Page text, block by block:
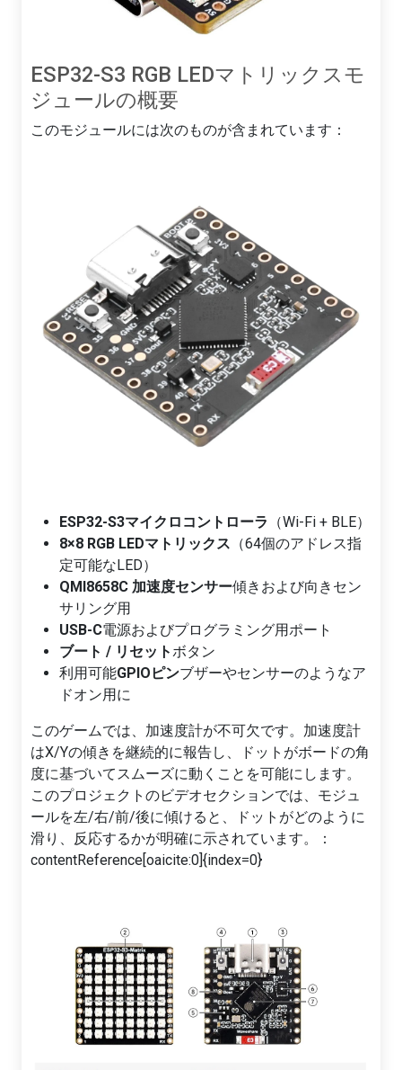
ESP32-S3 RGB LEDマトリックスモ
ジュールの概要
このモジュールには次のものが含まれています：
ESP32-S3マイクロコントローラ
（Wi-Fi + BLE）
8×8 RGB LEDマトリックス （64個のアドレス指
定可能なLED）
QMI8658C 加速度センサー傾きおよび向きセン
サリング用
USB-C電源およびプログラミング用ポート
ブート / リセット ボタン
利用可能GPIOピンブザーやセンサーのようなア
ドオン用に
このゲームでは、加速度計が不可欠です。加速度計
はX/Yの傾きを継続的に報告し、ドットがボードの角
度に基づいてスムーズに動くことを可能にします。
このプロジェクトのビデオセクションでは、モジュ
ールを左/右/前/後に傾けると、ドットがどのように
滑り、反応するかが明確に示されています。：
contentReference[oaicite:0]{index=0}